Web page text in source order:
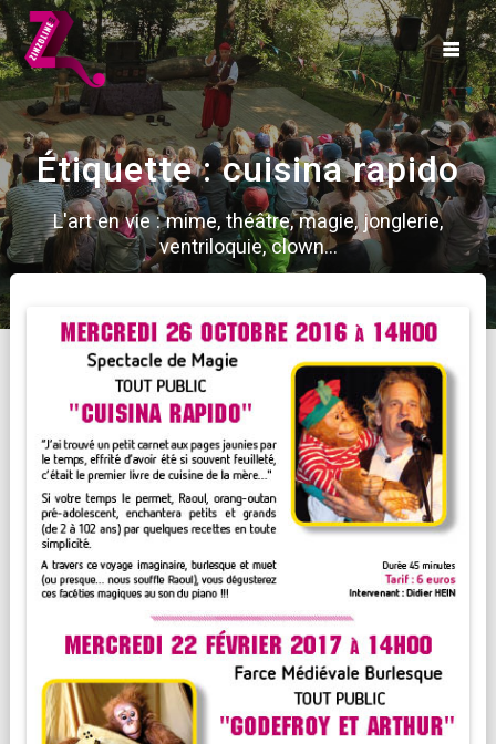
Skip
to
content
Étiquette :cuisina rapido
L'art en vie : mime, théâtre, magie, jonglerie,
ventriloquie, clown...